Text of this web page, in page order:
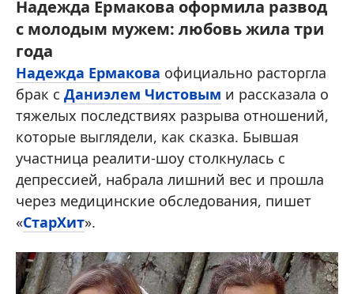
Надежда Ермакова оформила развод
с молодым мужем: любовь жила три
года
Надежда Ермакова официально расторгла
брак с Даниэлем Чистовым и рассказала о
тяжелых последствиях разрыва отношений,
которые выглядели, как сказка. Бывшая
участница реалити-шоу столкнулась с
депрессией, набрала лишний вес и прошла
через медицинские обследования, пишет
«СтарХит».